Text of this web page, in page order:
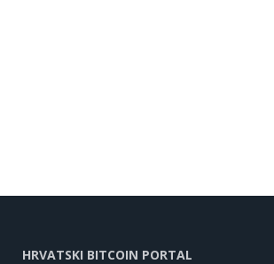
HRVATSKI BITCOIN PORTAL